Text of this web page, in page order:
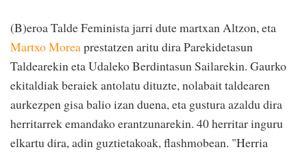
(B)eroa Talde Feminista jarri dute martxan Altzon, eta
Martxo Moreaprestatzen aritu dira Parekidetasun
Taldearekin eta Udaleko Berdintasun Sailarekin. Gaurko
ekitaldiak beraiek antolatu dituzte, nolabait taldearen
aurkezpen gisa balio izan duena, eta gustura azaldu dira
herritarrek emandako erantzunarekin. 40 herritar inguru
elkartu dira, adin guztietakoak, flashmobean. "Herria